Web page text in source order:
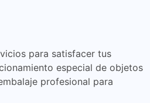
para satisfacer tus
especial de objetos
profesional para